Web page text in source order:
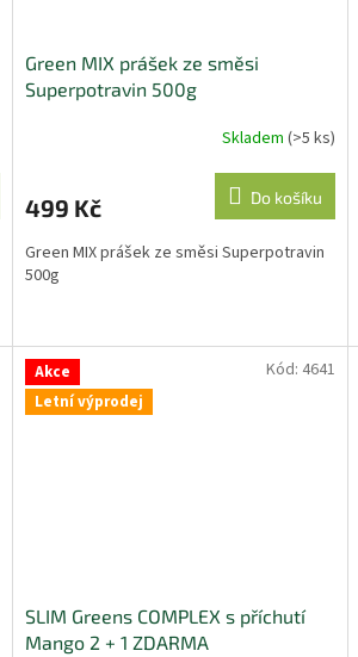
Green MIX prášek ze směsi
Superpotravin 500g
Skladem (>5 ks)
499 Kč Do košíku
Green MIX prášek ze směsi Superpotravin
500g
Akce
Letní výprodej
SLIM Greens COMPLEX s příchutí
Mango 2 + 1 ZDARMA
Kód: 4641